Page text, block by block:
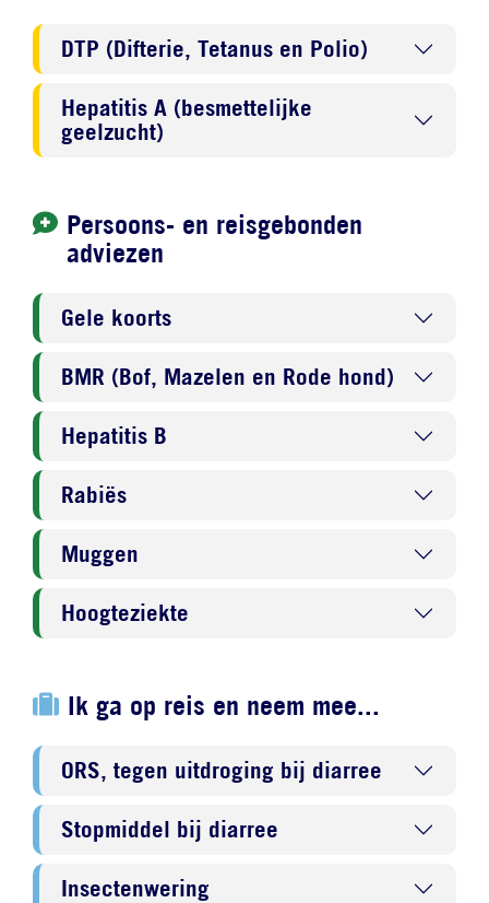
DTP (Difterie, Tetanus en Polio)
Hepatitis A (besmettelijke
geelzucht)
Persoons- en reisgebonden
adviezen
Gele koorts
BMR (Bof, Mazelen en Rode hond)
Hepatitis B
Rabiës
Muggen
Hoogteziekte
Ik ga op reis en neem mee...
ORS, tegen uitdroging bij diarree
Stopmiddel bij diarree
Insectenwering